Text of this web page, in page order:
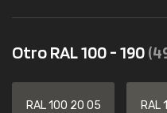
Otro RAL 100 - 190
RAL 100 20 05 RAL